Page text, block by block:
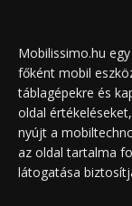
Mobilissimo.hu
főként mobil
táblagépekre és
oldal
nyújt a
az oldal tartalma
látogatása